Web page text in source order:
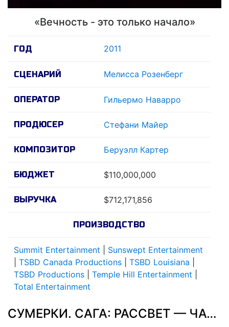
«Вечность - это только начало»
ГОД 2011
СЦЕНАРИЙ Мелисса Розенберг
ОПЕРАТОР Гильермо Наварро
ПРОДЮСЕР Стефани Майер
КОМПОЗИТОР Беруэлл Картер
БЮДЖЕТ $110,000,000
ВЫРУЧКА $712,171,856
ПРОИЗВОДСТВО
Summit Entertainment
Sunswept Entertainment
TSBD Canada Productions TSBD Louisiana
TSBD Productions
Temple Hill Entertainment
Total Entertainment
СУМЕРКИ. САГА: РАССВЕТ — ЧАСТЬ 1 (2011)